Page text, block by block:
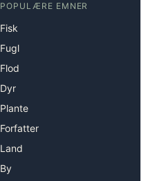
POPULÆRE EMNER
Fisk
Fugl
Flod
Dyr
Plante
Forfatter
Land
By